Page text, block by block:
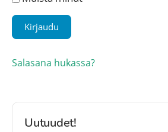
Salasana hukassa?
Uutuudet!